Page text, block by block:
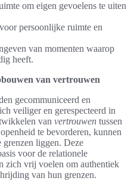
om eigen gevoelens te uiten
persoonlijke ruimte en
van momenten waarop
heeft.
van vertrouwen
gecommuniceerd en
veiliger en gerespecteerd in
van vertrouwen tussen
te bevorderen, kunnen
grenzen liggen. Deze
voor de relationele
zich vrij voelen om authentiek
van hun grenzen.